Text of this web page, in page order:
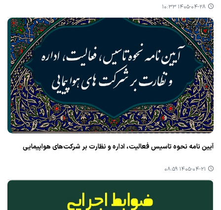
۱۴۰۵-۰۴-۲۸ ۱۰:۳۳
آیین نامه نحوه تاسیس فعالیت، اداره و نظارت بر شرکت‌های هواپیمایی
۱۴۰۵-۰۴-۲۱ ۰۸:۵۹